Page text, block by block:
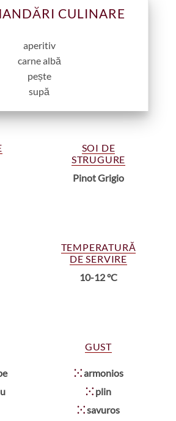
CULINARE
aperitiv
carne albă
pește
supă
SOI DE
STRUGURE
Pinot Grigio
TEMPERATURĂ
DE SERVIRE
10-12 °C
GUST
⁙armonios
⁙ plin
⁙savuros